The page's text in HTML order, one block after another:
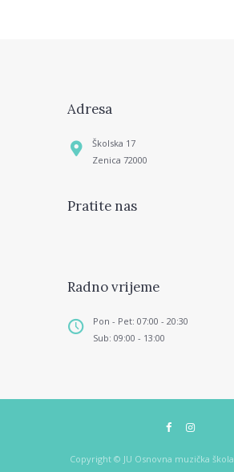
Adresa
Školska 17
Zenica 72000
Pratite nas
Radno vrijeme
Pon - Pet: 07:00 - 20:30
Sub: 09:00 - 13:00
Copyright © JU Osnovna muzička